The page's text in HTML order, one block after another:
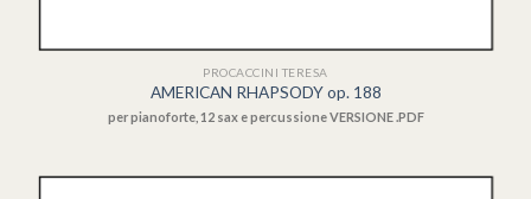
PROCACCINI TERESA
AMERICAN RHAPSODY op. 188
per pianoforte, 12 sax e percussione VERSIONE .PDF